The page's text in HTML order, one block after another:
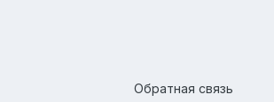
Обратная связь